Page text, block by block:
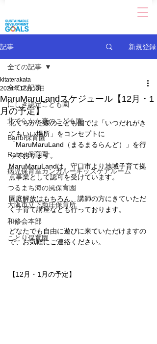
記事 新規登録
全ての記事
にしき認定こども園
北てらかた森のこども園
Banbi保育園
Rabbit保育園
病児保育室カンガルーキッズケアルーム
つるまち海の風保育園
大阪市立下新庄保育所
和修会本部
ことり保育園
全ての記事
MaruMaruLandスケジュール【12月・1
月の予定】
kitaterakata
2024年12月13日
北てらかた森のこども園では 「いつだれがき
てもいい場所」 をコンセプトに
「MaruMaruLand（まるまるらんど）」を行
っております。
MaruMaruLandは、守口市より地域子育て拠
点事業として認可を受けています。
園庭解放はもちろん、講師の方にきていただ
く子育て講座なども行っております。
どなたでも自由に遊びに来ていただけますの
で、お気軽にご連絡ください。
【12月・1月の予定】